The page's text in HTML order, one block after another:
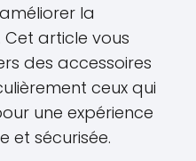
la
article vous
des accessoires
ceux qui
une expérience
et sécurisée.